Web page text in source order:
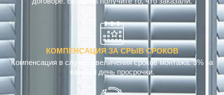
КОМПЕНСАЦИЯ ЗА СРЫВ СРОКОВ
Компенсация в случае увеличения сроков монтажа. 3% за
каждый день просрочки.